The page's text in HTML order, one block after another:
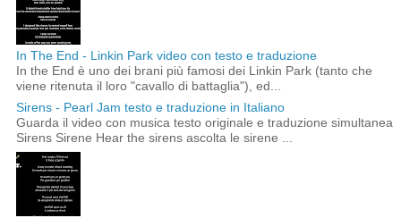
In The End - Linkin Park video con testo e traduzione
In the End è uno dei brani più famosi dei Linkin Park (tanto che
viene ritenuta il loro "cavallo di battaglia"), ed...
Sirens - Pearl Jam testo e traduzione in Italiano
Guarda il video con musica testo originale e traduzione simultanea
Sirens Sirene Hear the sirens ascolta le sirene ...